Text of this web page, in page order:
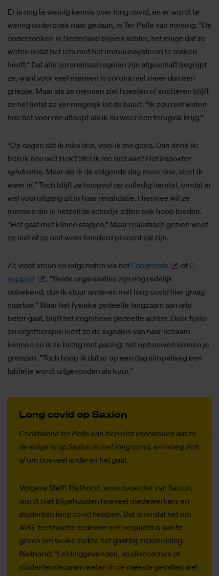
Er is nog te weinig kennis over long covid, en er wordt te
weinig onderzoek naar gedaan, is Ter Pelle van mening. “De
onderzoeken in Nederland blijven achter, het enige dat ze
weten is dat het iets met het immuunsysteem te maken
heeft.” Dat alle coronamaatregelen zijn afgeschaft begrijpt
ze, want voor veel mensen is corona niet meer dan een
griepje. Maar als ze mensen ziet hoesten of snotteren blijft
ze het liefst zo ver mogelijk uit de buurt. “Ik zou niet weten
hoe het voor me afloopt als ik nu weer een terugval krijg.”
“Op dagen dat ik niks doe, voel ik me goed. Dan denk ik:
ben ik nou wel ziek? Stel ik me niet aan? Net imposter
syndrome. Maar als ik de volgende dag meer doe, stort ik
weer in.” Toch blijft ze hoopvol op volledig herstel, omdat er
wel vooruitgang zit in haar revalidatie. Hiermee wil ze
mensen die in hetzelfde schuitje zitten ook hoop bieden.
“Het gaat met kleine stapjes.” Maar realistisch gezien weet
ze niet of ze ooit weer honderd procent zal zijn.
Ze vindt steun en lotgenoten via het Longfonds ofC-
support
. “Beide organisaties zijn nog redelijk
onbekend, dus ik stuur anderen met long covid hier graag
naartoe.” Waar het fysieke gedeelte langzaam aan iets
beter gaat, blijft het cognitieve gedeelte achter. Door fysio-
en ergotherapie leert ze de signalen van haar lichaam
kennen en is ze bezig met pacing: het opbouwen binnen je
grenzen. “Toch hoop ik dat er op een dag simpelweg een
tabletje wordt uitgevonden als kuur.”
Long co­vid op Saxi­on
Christianne ter Pelle kan zich niet voorstellen dat ze
de enige is op Saxion is met long covid, en vroeg zich
af om hoeveel anderen het gaat.
Volgens Steffi Riethorst, woordvoerder van Saxion,
wordt niet bijgehouden hoeveel medewerkers en
studenten long covid hebben. Dat is omdat het om
AVG-technische redenen niet verplicht is aan te
geven om welke ziekte het gaat bij ziekmelding.
Riethorst: “Leidinggevenden, studiecoaches of
studentendecanen weten in de meeste gevallen wel